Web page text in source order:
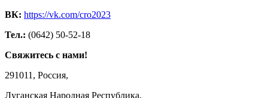
ВК: https://vk.com/cro2023
Тел.: (0642) 50-52-18
Свяжитесь с нами!
291011, Россия,
Луганская Народная Республика,